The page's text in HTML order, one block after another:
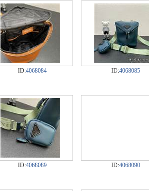
ID:4068084 ID:4068085
ID:4068089 ID:4068090